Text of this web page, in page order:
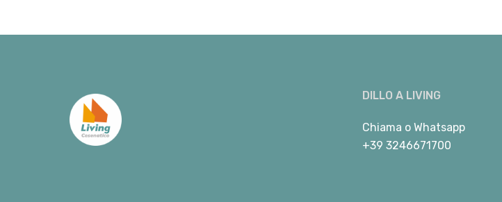
DILLO A LIVING
Chiama o Whatsapp
+39 3246671700